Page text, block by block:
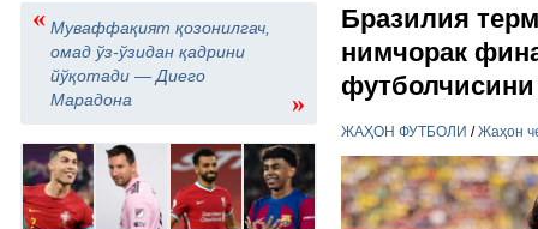
« Муваффақият қозонилгач,
омад ўз-ўзидан қадрини
йўқотади — Диего
Марадона
»
Бразилия
нимчорак
футболчисини
ЖАҲОН ФУТБОЛИ /Жаҳон